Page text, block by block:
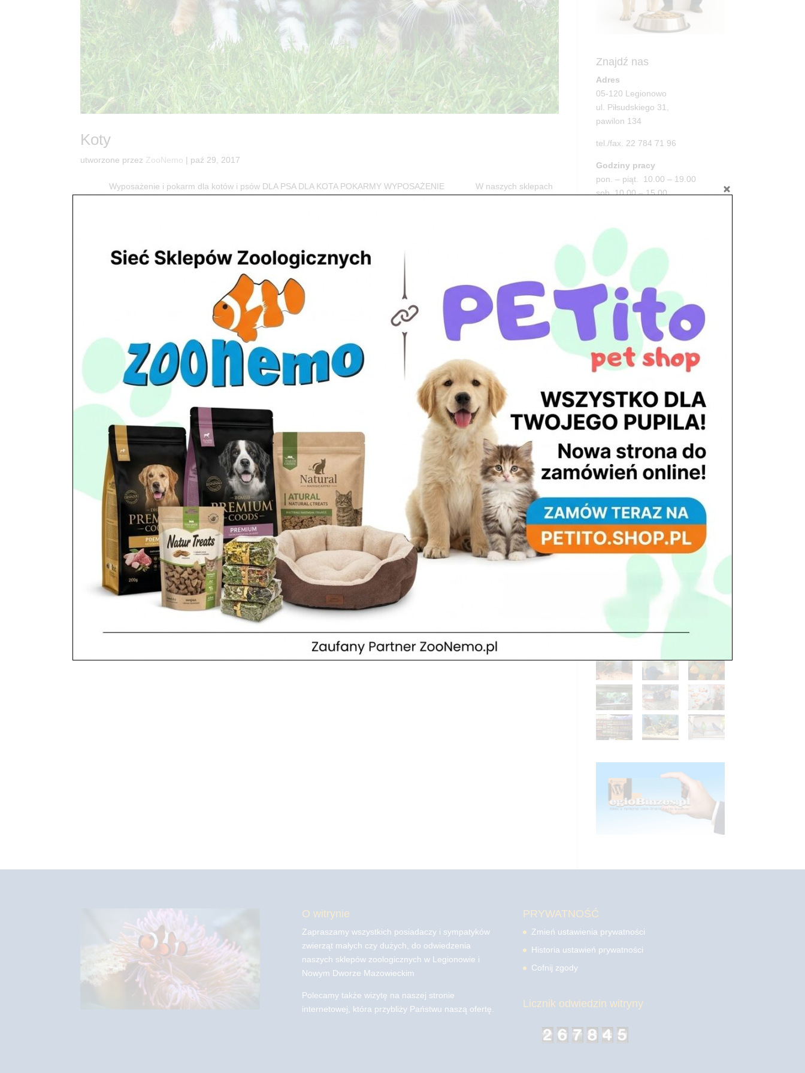
Koty
utworzone przez ZooNemo | paź 29, 2017
Wyposażenie i pokarm dla kotów i psów DLA PSA DLA KOTA POKARMY WYPOSAŻENIE W naszych sklepach
Znajdź nas
Adres
05-120 Legionowo
ul. Piłsudskiego 31,
pawilon 134
tel./fax. 22 784 71 96
Godziny pracy
pon. – piąt. 10.00 – 19.00
sob. 10.00 – 15.00
Adres
05-100 Nowy Dwór Mazowiecki
ul. Leśna 2
tel. 503 900 215
Godziny pracy
pon. – piąt. 10.00 – 19.00
sob. 8.00 – 15.00
niedz. zamknięte
O witrynie
Zapraszamy wszystkich posiadaczy i sympatyków
zwierząt małych czy dużych, do odwiedzenia
naszych sklepów zoologicznych w Legionowie i
Nowym Dworze Mazowieckim
Polecamy także wizytę na naszej stronie
internetowej, która przybliży Państwu naszą ofertę.
PRYWATNOŚĆ
Zmień ustawienia prywatności
Historia ustawień prywatności
Cofnij zgody
Licznik odwiedzin witryny